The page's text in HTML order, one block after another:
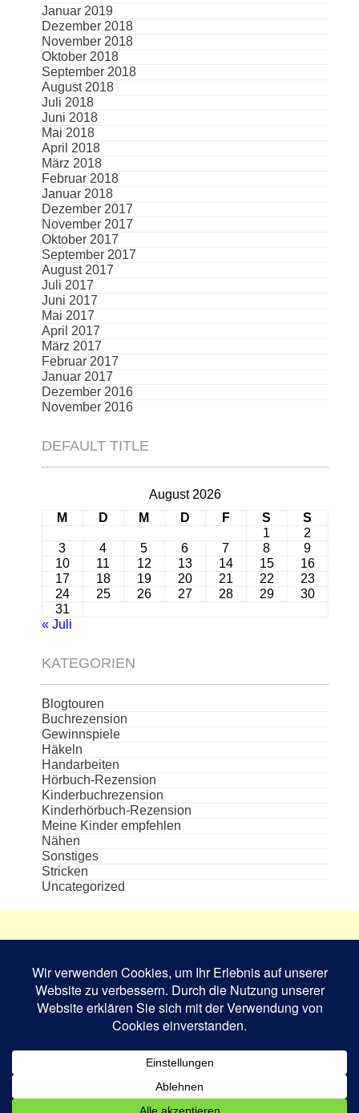
Januar 2019
Dezember 2018
November 2018
Oktober 2018
September 2018
August 2018
Juli 2018
Juni 2018
Mai 2018
April 2018
März 2018
Februar 2018
Januar 2018
Dezember 2017
November 2017
Oktober 2017
September 2017
August 2017
Juli 2017
Juni 2017
Mai 2017
April 2017
März 2017
Februar 2017
Januar 2017
Dezember 2016
November 2016
DEFAULT TITLE
August 2026
M
D M D F S
S
1
2
3
4 5 6 7 8
9
10
11 12 13 14 15
16
17
18 19 20 21 22
23
24
25 26 27 28 29
30
31
« Juli
KATEGORIEN
Blogtouren
Buchrezension
Gewinnspiele
Häkeln
Handarbeiten
Hörbuch-Rezension
Kinderbuchrezension
Kinderhörbuch-Rezension
Meine Kinder empfehlen
Nähen
Sonstiges
Stricken
Uncategorized
sind das Eigentum des jeweiligen Verlages bzw.
Schriftstellers und dienen nur zur
Veranschaulichung.
Book Rev Litepowered byWordPress